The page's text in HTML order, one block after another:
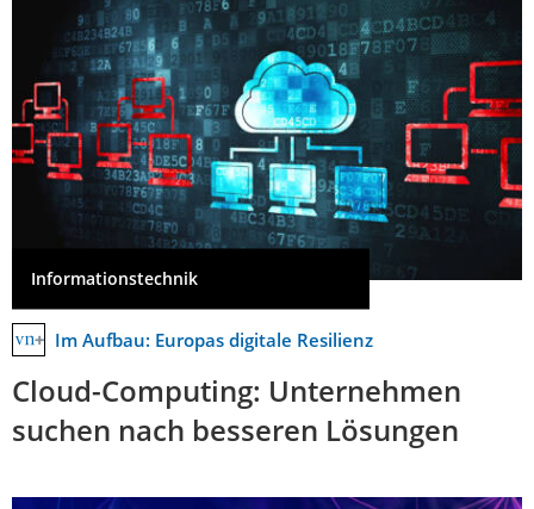
Informationstechnik
Im Aufbau: Europas digitale Resilienz
Cloud-Computing: Unternehmen
suchen nach besseren Lösungen